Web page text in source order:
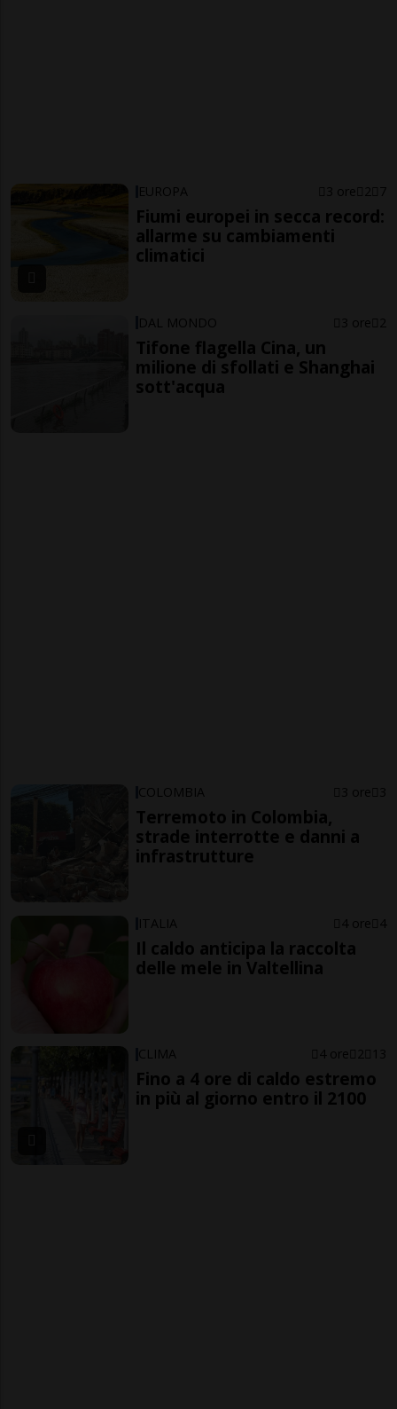
EUROPA 3 ore 2 7
Fiumi europei in secca record:
allarme su cambiamenti
climatici
DAL MONDO 3 ore 2
Tifone flagella Cina, un
milione di sfollati e Shanghai
sott'acqua
COLOMBIA 3 ore 3
Terremoto in Colombia,
strade interrotte e danni a
infrastrutture
ITALIA 4 ore 4
Il caldo anticipa la raccolta
delle mele in Valtellina
CLIMA 4 ore 2 13
Fino a 4 ore di caldo estremo
in più al giorno entro il 2100